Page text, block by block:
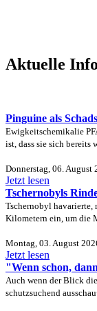
Aktuelle
Pinguine als
Ewigkeitschemikalie
ist, dass sie sich bereits
Donnerstag, 06. August
Jetzt lesen
Tschernobyls
Tschernobyl havarierte,
Kilometern ein, um die
Montag, 03. August
Jetzt lesen
"Wenn schon,
Auch wenn der Blick
schutzsuchend